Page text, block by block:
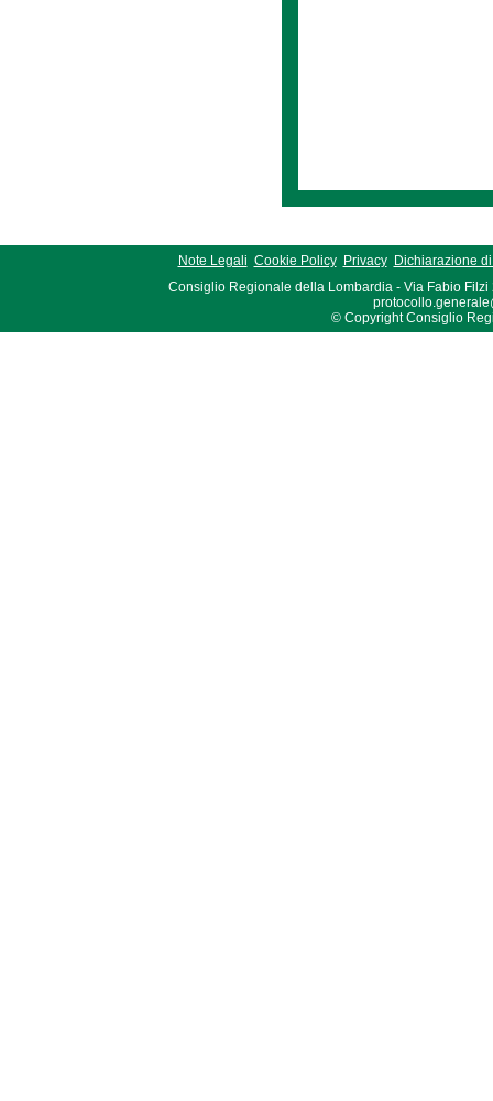
Note Legali Cookie Policy Privacy
Dichiarazione
Consiglio Regionale della Lombardia - Via Fabio Filzi
© Copyright Consiglio